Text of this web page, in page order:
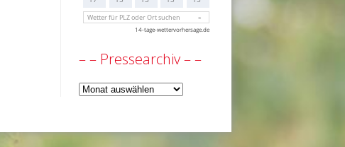
– – Pressearchiv – –
–